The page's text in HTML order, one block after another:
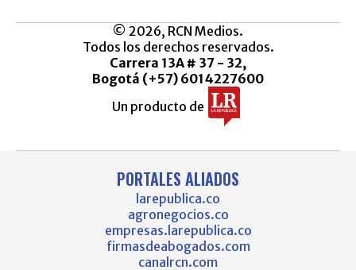
© 2026, RCN Medios.
Todos los derechos reservados.
Carrera 13A # 37 - 32,
Bogotá (+57) 6014227600
Un producto de
PORTALES ALIADOS
larepublica.co
agronegocios.co
empresas.larepublica.co
firmasdeabogados.com
canalrcn.com